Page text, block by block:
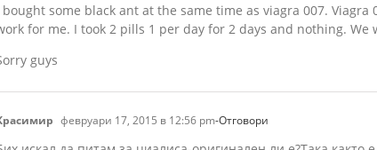
bought some black ant at the same time as viagra 007.
for me. I took 2 pills 1 per day for 2 days and nothing.
guys
февруари 17, 2015 в 12:56 pm-Отговори